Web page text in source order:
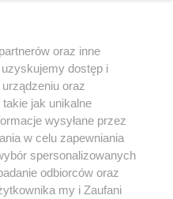
może być powielany i
w jakikolwiek sposób (w
na jakimkolwiek polu
z umieszczaniem w Internecie
użycie lub
części z naruszeniem prawa, tzn.
groźbą kary i może być ścigane
oraz inne
dostęp i
oraz
jak unikalne
wysyłane przez
w celu zapewniania
spersonalizowanych
odbiorców oraz
my i Zaufani